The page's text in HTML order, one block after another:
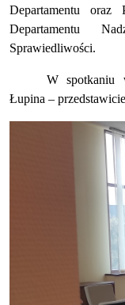
Departamentu
Departamentu
Sprawiedliwości.
W spotkaniu
Łupina –